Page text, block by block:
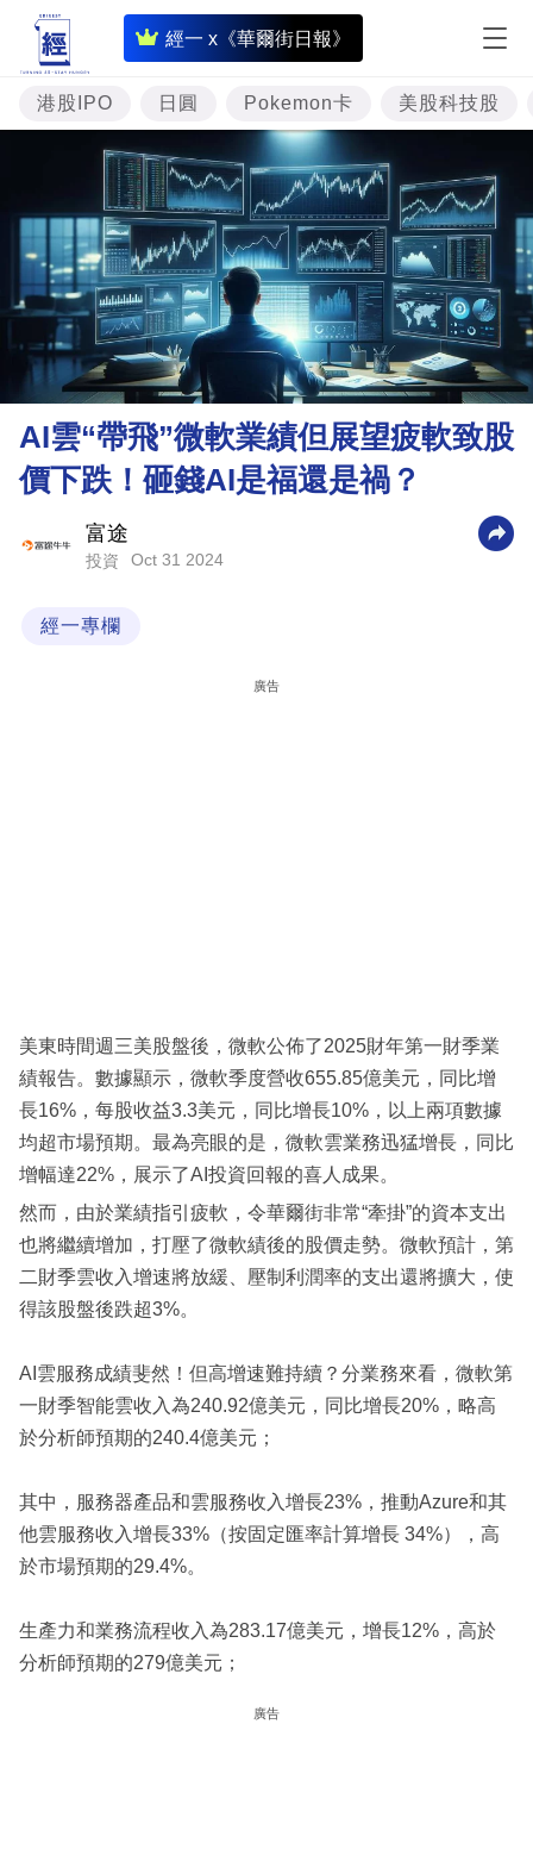
經一 x《華爾街日報》
即
時
財
經
專
題
投
資
樓
市
理
財
商
科
區
港股IPO 日圓 Pokemon卡 美股科技股
AI雲“帶飛”微軟業績但展望疲軟致股
價下跌！砸錢AI是福還是禍？
富途
投資 Oct 31 2024
經一專欄
廣告
美東時間週三美股盤後，微軟公佈了2025財年第一財季業
績報告。數據顯示，微軟季度營收655.85億美元，同比增
長16%，每股收益3.3美元，同比增長10%，以上兩項數據
均超市場預期。最為亮眼的是，微軟雲業務迅猛增長，同比
增幅達22%，展示了AI投資回報的喜人成果。
然而，由於業績指引疲軟，令華爾街非常“牽掛”的資本支出
也將繼續增加，打壓了微軟績後的股價走勢。微軟預計，第
二財季雲收入增速將放緩、壓制利潤率的支出還將擴大，使
得該股盤後跌超3%。
AI雲服務成績斐然！但高增速難持續？分業務來看，微軟第
一財季智能雲收入為240.92億美元，同比增長20%，略高
於分析師預期的240.4億美元；
其中，服務器產品和雲服務收入增長23%，推動Azure和其
他雲服務收入增長33%（按固定匯率計算增長 34%），高
於市場預期的29.4%。
生產力和業務流程收入為283.17億美元，增長12%，高於
分析師預期的279億美元；
廣告